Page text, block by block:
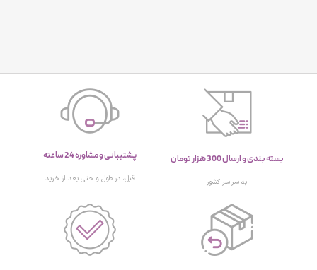
بسته بندی و ارسال 300 هزار تومان
به سراسر کشور
پشتیبانی و مشاوره 24 ساعته
قبل، در طول و حتی بعد از خرید